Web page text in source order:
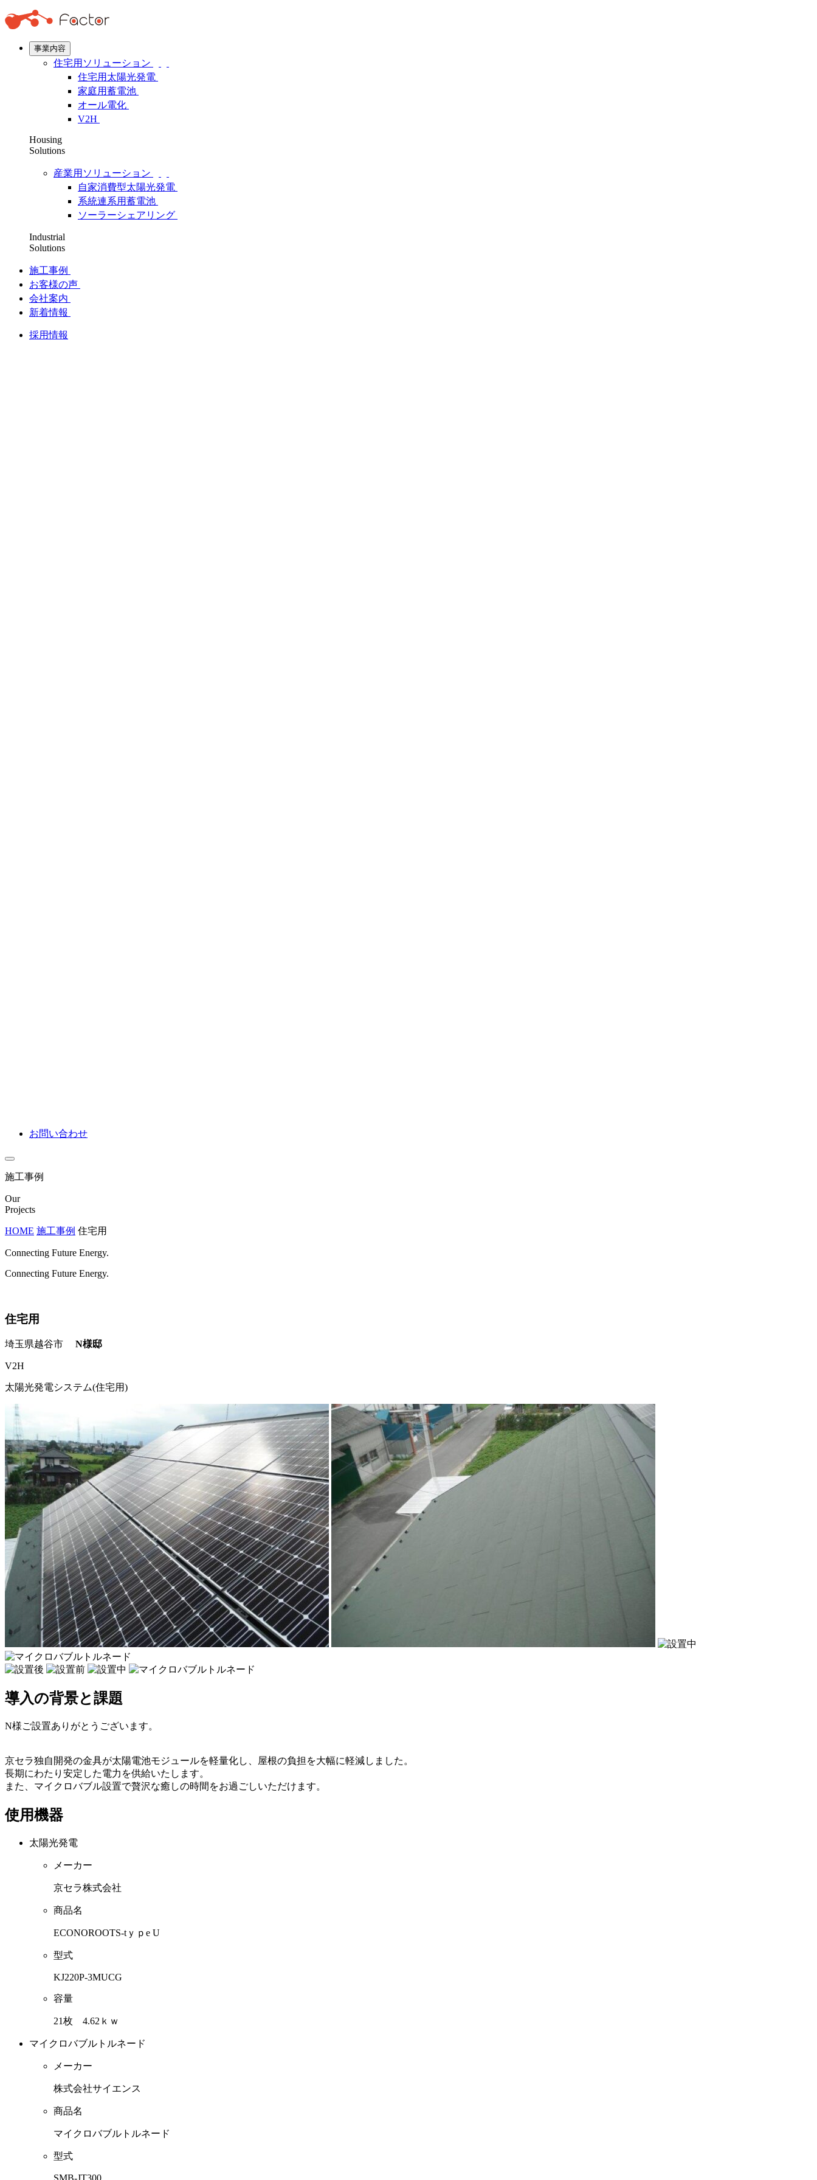
事業内容
住宅用ソリューション
住宅用太陽光発電
家庭用蓄電池
オール電化
V2H
Housing
Solutions
産業用ソリューション
自家消費型太陽光発電
系統連系用蓄電池
ソーラーシェアリング
Industrial
Solutions
施工事例
お客様の声
会社案内
新着情報
採用情報
お問い合わせ
施工事例
Our
Projects
HOME 施工事例 住宅用
Connecting Future Energy.
Connecting Future Energy.
住宅用
埼玉県越谷市 N様邸
V2H
太陽光発電システム(住宅用)
導入の背景と課題
N様ご設置ありがとうございます。
京セラ独自開発の金具が太陽電池モジュールを軽量化し、屋根の負担を大幅に軽減しました。
長期にわたり安定した電力を供給いたします。
また、マイクロバブル設置で贅沢な癒しの時間をお過ごしいただけます。
使用機器
太陽光発電
メーカー
京セラ株式会社
商品名
ECONOROOTS-tｙｐe U
型式
KJ220P-3MUCG
容量
21枚 4.62ｋｗ
マイクロバブルトルネード
メーカー
株式会社サイエンス
商品名
マイクロバブルトルネード
型式
SMB-JT300